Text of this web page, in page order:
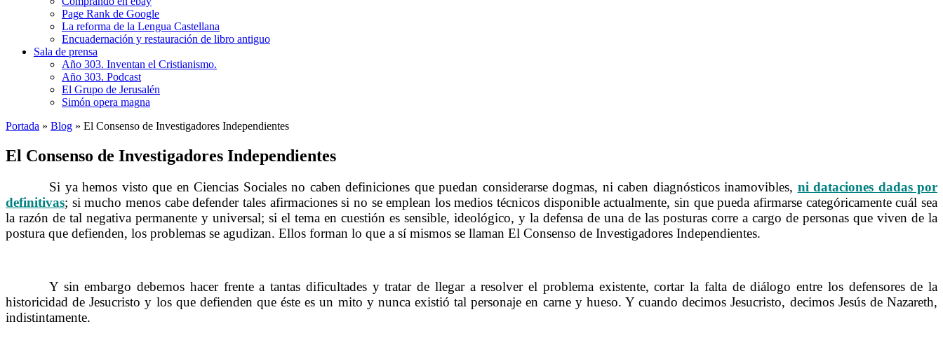
Page Rank de Google
La reforma de la Lengua Castellana
Encuadernación y restauración de libro antiguo
Sala de prensa
Año 303. Inventan el Cristianismo.
Año 303. Podcast
El Grupo de Jerusalén
Simón opera magna
Portada » Blog » El Consenso de Investigadores Independientes
El Consenso de Investigadores Independientes
Si ya hemos visto que en Ciencias Sociales no caben definiciones que puedan considerarse dogmas, ni caben diagnósticos inamovibles, ni dataciones dadas por
definitivas; si mucho menos cabe defender tales afirmaciones si no se emplean los medios técnicos disponible actualmente, sin que pueda afirmarse categóricamente cuál sea
la razón de tal negativa permanente y universal; si el tema en cuestión es sensible, ideológico, y la defensa de una de las posturas corre a cargo de personas que viven de la
postura que defienden, los problemas se agudizan. Ellos forman lo que a sí mismos se llaman El Consenso de Investigadores Independientes.
Y sin embargo debemos hacer frente a tantas dificultades y tratar de llegar a resolver el problema existente, cortar la falta de diálogo entre los defensores de la
historicidad de Jesucristo y los que defienden que éste es un mito y nunca existió tal personaje en carne y hueso. Y cuando decimos Jesucristo, decimos Jesús de Nazareth,
indistintamente.